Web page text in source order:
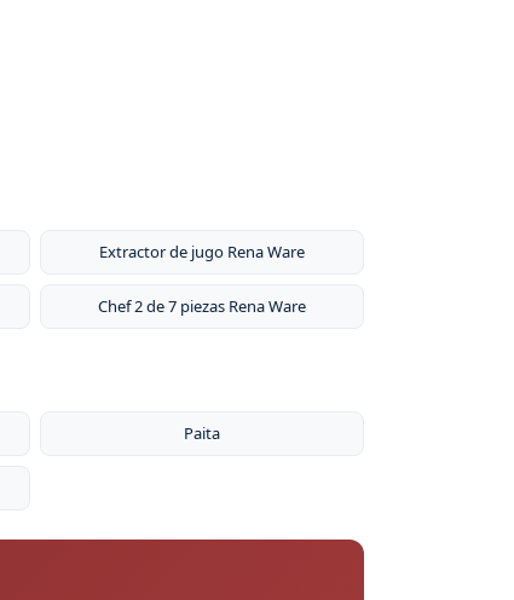
Extractor de jugo Rena Ware
Chef 2 de 7 piezas Rena Ware
Paita